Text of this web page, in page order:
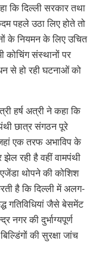
कि दिल्ली सरकार तथा
पहले उठा लिए होते तो
के नियमन के लिए उचित
कोचिंग संस्थानों पर
से हो रही घटनाओं को
हर्ष अत्री ने कहा कि
छात्र संगठन पूरे
एक तरफ अभाविप के
झेल रही है वहीं वामपंथी
थोपने की कोशिश
है कि दिल्ली में अलग-
गतिविधियां जैसे बेसमेंट
नगर की दुर्भाग्यपूर्ण
की सुरक्षा जांच